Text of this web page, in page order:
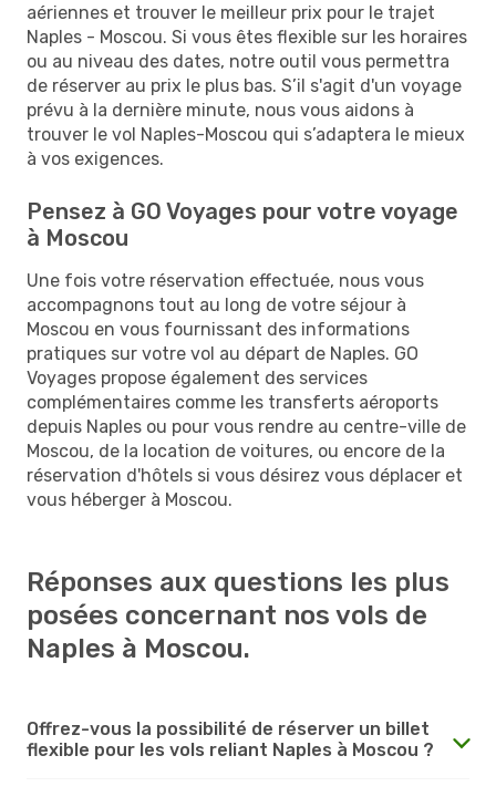
aériennes et trouver le meilleur prix pour le trajet
Naples - Moscou. Si vous êtes flexible sur les horaires
ou au niveau des dates, notre outil vous permettra
de réserver au prix le plus bas. S’il s'agit d'un voyage
prévu à la dernière minute, nous vous aidons à
trouver le vol Naples-Moscou qui s’adaptera le mieux
à vos exigences.
Pensez à GO Voyages pour votre voyage
à Moscou
Une fois votre réservation effectuée, nous vous
accompagnons tout au long de votre séjour à
Moscou en vous fournissant des informations
pratiques sur votre vol au départ de Naples. GO
Voyages propose également des services
complémentaires comme les transferts aéroports
depuis Naples ou pour vous rendre au centre-ville de
Moscou, de la location de voitures, ou encore de la
réservation d'hôtels si vous désirez vous déplacer et
vous héberger à Moscou.
Réponses aux questions les plus
posées concernant nos vols de
Naples à Moscou.
Offrez-vous la possibilité de réserver un billet
flexible pour les vols reliant Naples à Moscou ?